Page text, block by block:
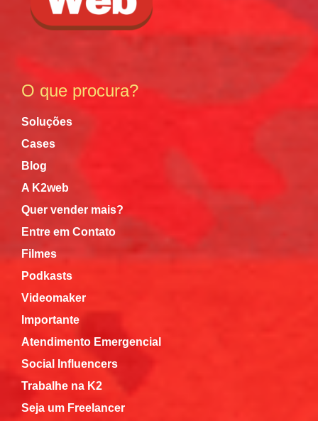
O que procura?
Soluções
Cases
Blog
A K2web
Quer vender mais?
Entre em Contato
Filmes
Podkasts
Videomaker
Importante
Atendimento Emergencial
Social Influencers
Trabalhe na K2
Seja um Freelancer